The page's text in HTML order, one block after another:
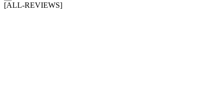
[ALL-REVIEWS]